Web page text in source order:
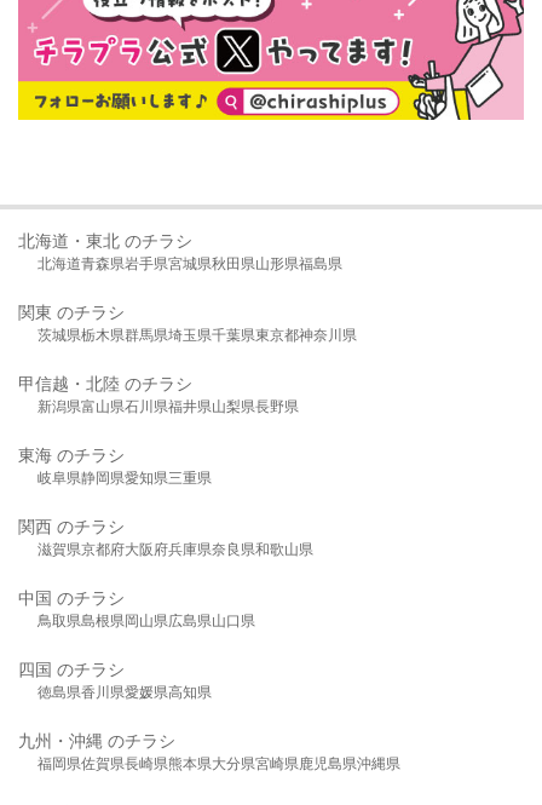
北海道・東北 のチラシ
北海道青森県岩手県宮城県秋田県山形県福島県
関東 のチラシ
茨城県栃木県群馬県埼玉県千葉県東京都神奈川県
甲信越・北陸 のチラシ
新潟県富山県石川県福井県山梨県長野県
東海 のチラシ
岐阜県静岡県愛知県三重県
関西 のチラシ
滋賀県京都府大阪府兵庫県奈良県和歌山県
中国 のチラシ
鳥取県島根県岡山県広島県山口県
四国 のチラシ
徳島県香川県愛媛県高知県
九州・沖縄 のチラシ
福岡県佐賀県長崎県熊本県大分県宮崎県鹿児島県沖縄県